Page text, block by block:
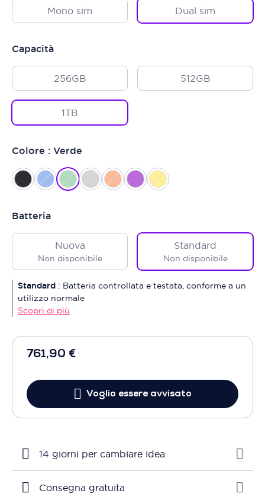
761,90 €
Voglio essere avvisato
Mono sim Dual sim
Capacità
256GB 512GB
1TB
Colore : Verde
Batteria
Nuova
Non disponibile
Standard
Non disponibile
Standard : Batteria controllata e testata, conforme a un
utilizzo normale
Scopri di più
14 giorni per cambiare idea
Consegna gratuita